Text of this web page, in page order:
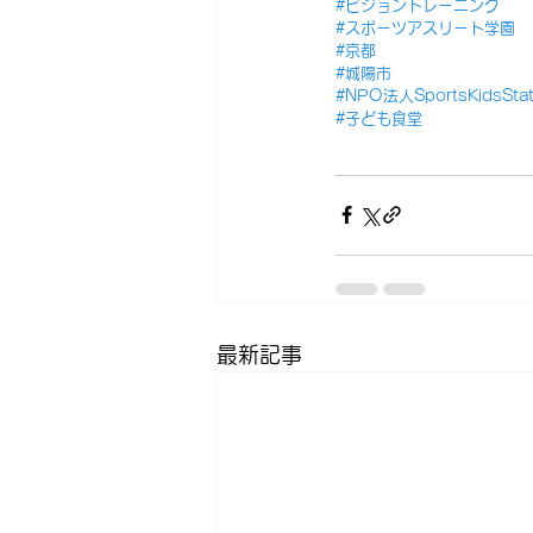
#ビジョントレーニング
#スポーツアスリート学園
#京都
#城陽市
#NPO法人
#子ども食堂
最新記事